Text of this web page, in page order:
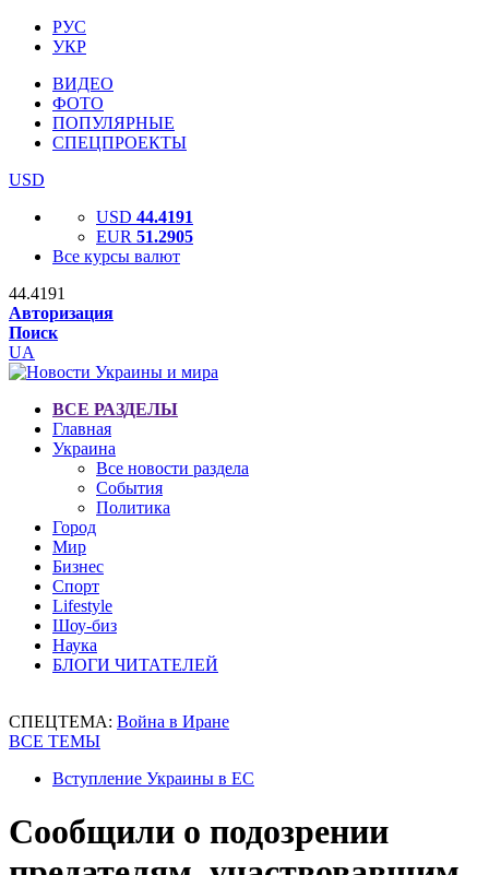
РУС
УКР
ВИДЕО
ФОТО
ПОПУЛЯРНЫЕ
СПЕЦПРОЕКТЫ
USD
USD 44.4191
EUR 51.2905
Все курсы валют
44.4191
Авторизация
Поиск
UA
ВСЕ РАЗДЕЛЫ
Главная
Украина
Все новости раздела
События
Политика
Город
Мир
Бизнес
Спорт
Lifestyle
Шоу-биз
Наука
БЛОГИ ЧИТАТЕЛЕЙ
СПЕЦТЕМА: Война в Иране
ВСЕ ТЕМЫ
Вступление Украины в ЕС
Сообщили о подозрении